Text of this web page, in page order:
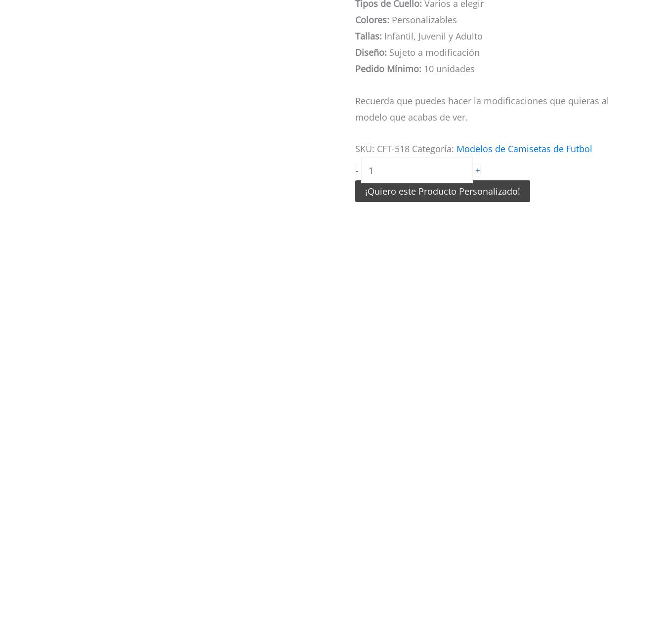
Tipos de Cuello: Varios a elegir
Colores: Personalizables
Tallas: Infantil, Juvenil y Adulto
Diseño: Sujeto a modificación
Pedido Mínimo: 10 unidades
Recuerda que puedes hacer la modificaciones que quieras al
modelo que acabas de ver.
SKU: CFT-518 Categoría: Modelos de Camisetas de Futbol
-
Camiseta
de
Futbol
+
¡Quiero este Producto Personalizado!